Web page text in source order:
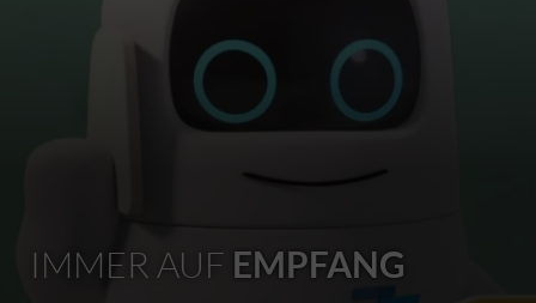
IMMER AUF EMPFANG